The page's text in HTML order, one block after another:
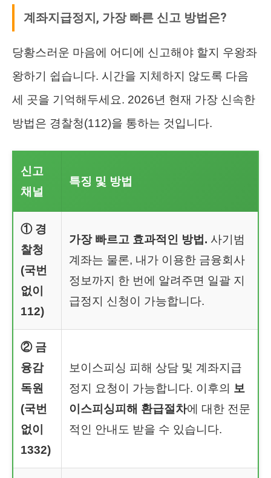
계좌지급정지, 가장 빠른 신고 방법은?
당황스러운 마음에 어디에 신고해야 할지 우왕좌
왕하기 쉽습니다. 시간을 지체하지 않도록 다음
세 곳을 기억해두세요. 2026년 현재 가장 신속한
방법은 경찰청(112)을 통하는 것입니다.
신고
채널
특징 및 방법
① 경
찰청
(국번
없이
112)
가장 빠르고 효과적인 방법. 사기범
계좌는 물론, 내가 이용한 금융회사
정보까지 한 번에 알려주면 일괄 지
급정지 신청이 가능합니다.
② 금
융감
독원
(국번
없이
1332)
보이스피싱 피해 상담 및 계좌지급
정지 요청이 가능합니다. 이후의 보
이스피싱피해 환급절차에 대한 전문
적인 안내도 받을 수 있습니다.